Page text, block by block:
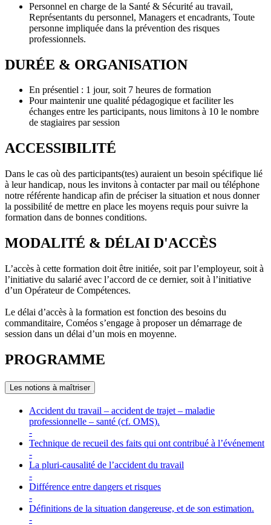
Personnel en charge de la Santé & Sécurité au travail,
Représentants du personnel, Managers et encadrants, Toute
personne impliquée dans la prévention des risques
professionnels.
DURÉE & ORGANISATION
En présentiel : 1 jour, soit 7 heures de formation
Pour maintenir une qualité pédagogique et faciliter les
échanges entre les participants, nous limitons à 10 le nombre
de stagiaires par session
ACCESSIBILITÉ
Dans le cas où des participants(tes) auraient un besoin spécifique lié
à leur handicap, nous les invitons à contacter par mail ou téléphone
notre référente handicap afin de préciser la situation et nous donner
la possibilité de mettre en place les moyens requis pour suivre la
formation dans de bonnes conditions.
MODALITÉ & DÉLAI D'ACCÈS
L’accès à cette formation doit être initiée, soit par l’employeur, soit à
l’initiative du salarié avec l’accord de ce dernier, soit à l’initiative
d’un Opérateur de Compétences.
Le délai d’accès à la formation est fonction des besoins du
commanditaire, Coméos s’engage à proposer un démarrage de
session dans un délai d’un mois en moyenne.
PROGRAMME
Les notions à maîtriser
Accident du travail – accident de trajet – maladie
professionnelle – santé (cf. OMS).
-
Technique de recueil des faits qui ont contribué à l’événement
-
La pluri-causalité de l’accident du travail
-
Différence entre dangers et risques
-
Définitions de la situation dangereuse, et de son estimation.
-